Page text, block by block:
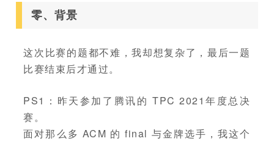
零、背景
这次比赛的题都不难，我却想复杂了，最后一题
比赛结束后才通过。
PS1：昨天参加了腾讯的 TPC 2021年度总决
赛。
面对那么多 ACM 的 final 与金牌选手，我这个